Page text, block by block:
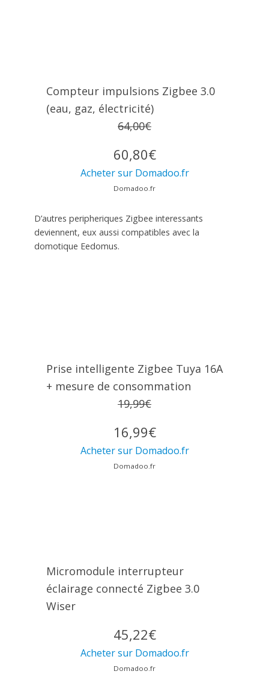
Compteur impulsions Zigbee 3.0
(eau, gaz, électricité)
64,00€
60,80€
Acheter sur Domadoo.fr
Domadoo.fr
D’autres peripheriques Zigbee interessants
deviennent, eux aussi compatibles avec la
domotique Eedomus.
Prise intelligente Zigbee Tuya 16A
+ mesure de consommation
19,99€
16,99€
Acheter sur Domadoo.fr
Domadoo.fr
Micromodule interrupteur
éclairage connecté Zigbee 3.0
Wiser
45,22€
Acheter sur Domadoo.fr
Domadoo.fr